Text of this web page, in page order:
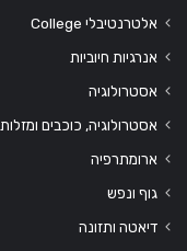
אלטרנטיבלי College
אנרגיות חיוביות
אסטרולוגיה
אסטרולוגיה, כוכבים ומזלות
ארומתרפיה
גוף ונפש
דיאטה ותזונה